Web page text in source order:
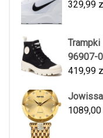
329,99
96907-
419,99
1089,00